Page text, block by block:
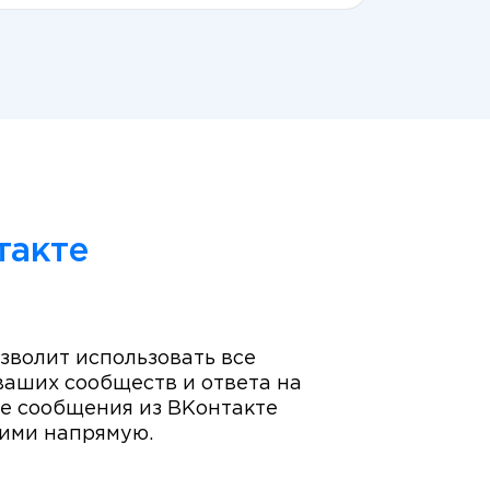
использовать все
сообществ и ответа на
сообщения из ВКонтакте
напрямую.